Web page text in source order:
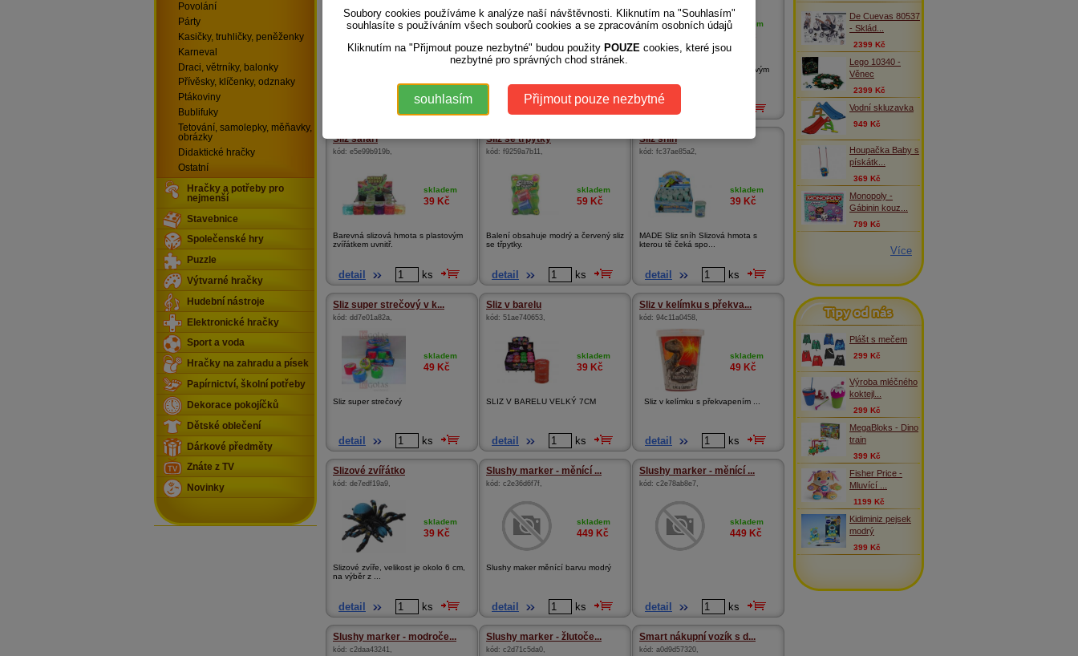
skladem skladem
detail ks
skladem
Barevná slizová hmota s plastovým
Sliz safari
kód: e5e99b919b,
skladem
39 Kč
Barevná slizová hmota s plastovým
zvířátkem uvnitř.
detail ks
Sliz se třpytky
kód: f9259a7b11,
skladem
59 Kč
Balení obsahuje modrý a červený sliz
se třpytky.
detail ks
Sliz sníh
kód: fc37ae85a2,
skladem
39 Kč
MADE Sliz sníh Slizová hmota s
kterou tě čeká spo...
detail ks
Sliz super strečový v k...
kód: dd7e01a82a,
skladem
49 Kč
Sliz super strečový
detail ks
Sliz v barelu
kód: 51ae740653,
skladem
39 Kč
SLIZ V BARELU VELKÝ 7CM
detail ks
Sliz v kelímku s překva...
kód: 94c11a0458,
skladem
49 Kč
Sliz v kelímku s překvapením ...
detail ks
Slizové zvířátko
kód: de7edf19a9,
skladem
39 Kč
Slizové zvíře, velikost je okolo 6 cm,
na výběr z ...
detail ks
Slushy marker - měnící ...
kód: c2e36d6f7f,
skladem
449 Kč
Slushy maker měnící barvu modrý
detail ks
Slushy marker - měnící ...
kód: c2e78ab8e7,
skladem
449 Kč
detail ks
Slushy marker - modroče...
kód: c2daa43241,
Slushy marker - žlutoče...
kód: c2d71c5da0,
Smart nákupní vozík s d...
kód: a0d9d57320,
Povolání
Párty
Kasičky, truhličky, peněženky
Karneval
Draci, větrníky, balonky
Přívěsky, klíčenky, odznaky
Ptákoviny
Bublifuky
Tetování, samolepky, měňavky,
obrázky
Didaktické hračky
Ostatní
Hračky a potřeby pro
nejmenší
Stavebnice
Společenské hry
Puzzle
Výtvarné hračky
Hudební nástroje
Elektronické hračky
Sport a voda
Hračky na zahradu a písek
Papírnictví, školní potřeby
Dekorace pokojíčků
Dětské oblečení
Dárkové předměty
Znáte z TV
Novinky
De Cuevas 80537
- Sklád...
2399 Kč
Lego 10340 -
Věnec
2399 Kč
Vodní skluzavka
949 Kč
Houpačka Baby s
pískátk...
369 Kč
Monopoly -
Gábinin kouz...
799 Kč
Více
Tipy od nás
Plášt s mečem
299 Kč
Výroba mléčného
koktejl...
299 Kč
MegaBloks - Dino
train
399 Kč
Fisher Price -
Mluvící ...
1199 Kč
Kidiminiz pejsek
modrý
399 Kč
Soubory cookies používáme k analýze naší návštěvnosti. Kliknutím na "Souhlasím"
souhlasíte s používáním všech souborů cookies a se zpracováním osobních údajů
Kliknutím na "Přijmout pouze nezbytné" budou použity POUZE cookies, které jsou
nezbytné pro správných chod stránek.
souhlasím Přijmout pouze nezbytné